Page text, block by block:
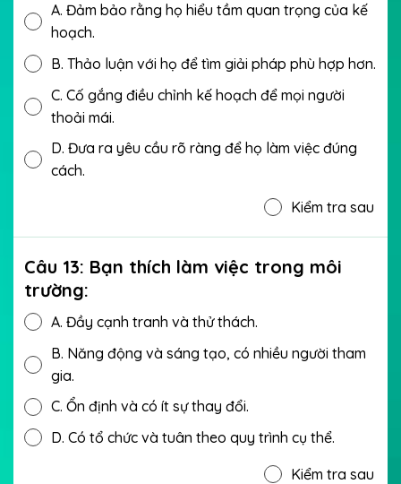
A. Đảm bảo rằng họ hiểu tầm quan trọng của kế
hoạch.
B. Thảo luận với họ để tìm giải pháp phù hợp hơn.
C. Cố gắng điều chỉnh kế hoạch để mọi người
thoải mái.
D. Đưa ra yêu cầu rõ ràng để họ làm việc đúng
cách.
Kiểm tra sau
Câu 13: Bạn thích làm việc trong môi
trường:
A. Đầy cạnh tranh và thử thách.
B. Năng động và sáng tạo, có nhiều người tham
gia.
C. Ổn định và có ít sự thay đổi.
D. Có tổ chức và tuân theo quy trình cụ thể.
Kiểm tra sau